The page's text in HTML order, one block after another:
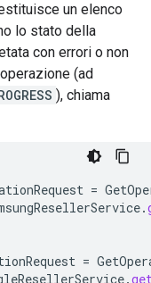
un elenco
lo stato della
con errori o non
(ad
), chiama
=
.
=
.